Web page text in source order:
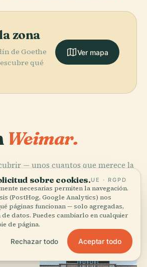
zona
de Goethe
qué
Ver mapa
Weimar.
— unos cuantos que merece la
PLACE
Archivo
Nietzsche
sobre cookies.UE · RGPD
necesarias permiten la navegación.
(PostHog, Google Analytics) nos
páginas funcionan — solo agregadas,
de datos. Puedes cambiarlo en cualquier
de página.
Rechazar todo Aceptar todo